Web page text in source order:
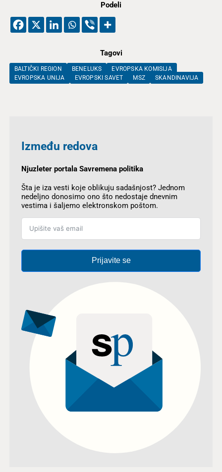
Podeli
Tagovi
BALTIČKI REGION BENELUKS
EVROPSKA KOMISIJA
EVROPSKA UNIJA
EVROPSKI SAVET MSZ SKANDINAVIJA
Između redova
Njuzleter portala Savremena politika
Šta je iza vesti koje oblikuju sadašnjost? Jednom
nedeljno donosimo ono što nedostaje dnevnim
vestima i šaljemo elektronskom poštom.
Prijavite se